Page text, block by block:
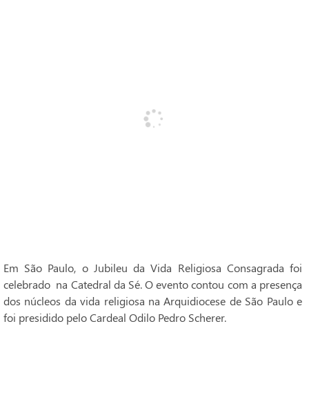
Em São Paulo, o Jubileu da Vida Religiosa Consagrada foi
celebrado na Catedral da Sé. O evento contou com a presença
dos núcleos da vida religiosa na Arquidiocese de São Paulo e
foi presidido pelo Cardeal Odilo Pedro Scherer.